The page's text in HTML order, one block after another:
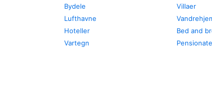
Bydele
Lufthavne
Hoteller
Vartegn
Villaer
Bed and